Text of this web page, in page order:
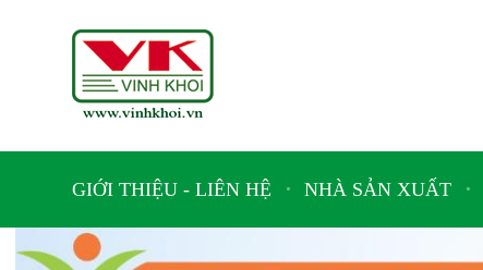
GIỚI THIỆU - LIÊN HỆ NHÀ SẢN XUẤT